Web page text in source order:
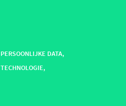
PERSOONLIJKE DATA,
TECHNOLOGIE,